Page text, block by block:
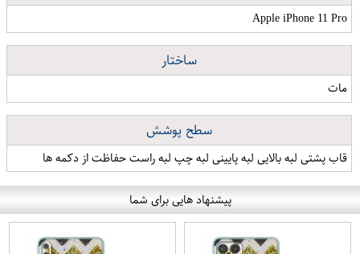
Apple iPhone 11 Pro
ساختار
مات
سطح پوشش
قاب پشتی لبه بالایی لبه پایینی لبه چپ لبه راست حفاظت از دکمه ها
پیشنهاد هایی برای شما